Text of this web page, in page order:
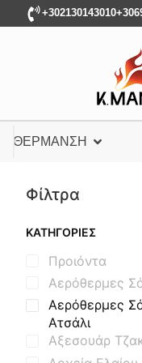
+302130143010
ΘΈΡΜΑΝΣΗ
Φίλτρα
ΚΑΤΗΓΟΡΊΕΣ
Προιόντα
Αερόθερμες
Αερόθερμες
Ατσάλι
Αξεσουάρ